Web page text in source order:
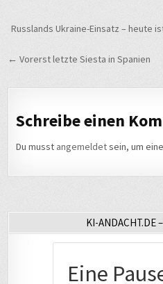
Russlands Ukraine-Einsatz – heute
← Vorerst letzte Siesta in Spanien
Schreibe einen
Du musst angemeldetsein, um
KI-ANDACHT.DE